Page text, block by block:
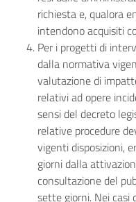
richiesta e, qualora
intendono acquisiti
Per i progetti di
dalla normativa
valutazione di
relativi ad opere
sensi del decreto
relative procedure
vigenti disposizioni,
giorni dalla
consultazione del
sette giorni. Nei casi